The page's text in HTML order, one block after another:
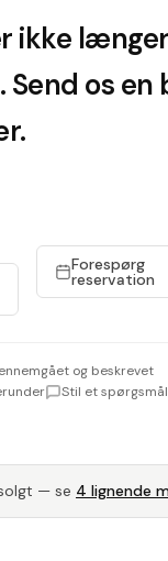
ikke
os en
Forespørg
reservation
og beskrevet
Stil et spørgsmål
— se 4 lignende